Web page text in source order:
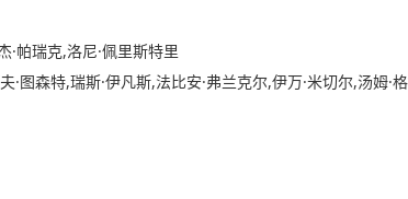
·帕瑞克,洛尼·佩里斯特里
·图森特,瑞斯·伊凡斯,法比安·弗兰克尔,伊万·米切尔,汤姆